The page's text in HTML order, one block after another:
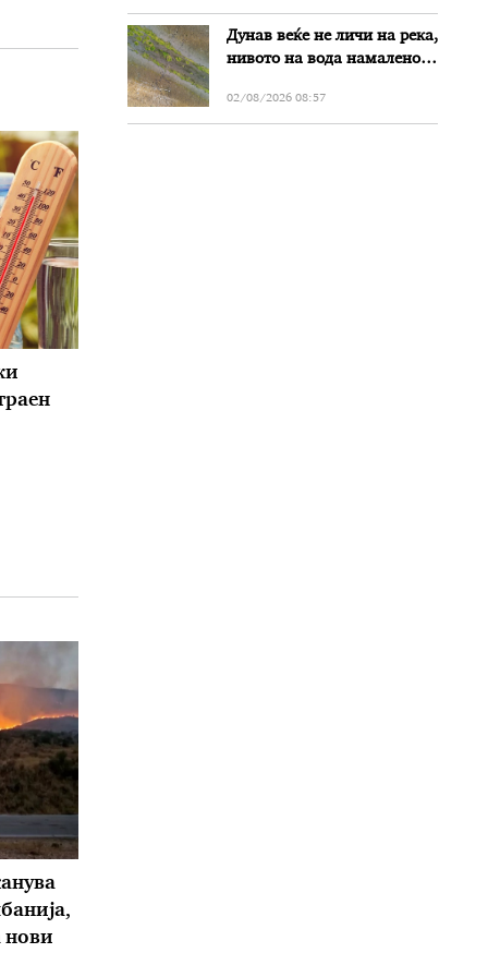
нови
Дунав веќе не личи на река,
нивото на вода намалено
Бугарија
02/08/2026 08:57